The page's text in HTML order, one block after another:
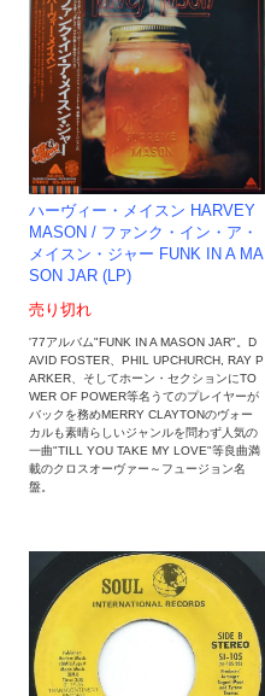
ハーヴィー・メイスン HARVEY
MASON ‎/ ファンク・イン・ア・
メイスン・ジャー FUNK IN A MA
SON JAR (LP)
売り切れ
'77アルバム"FUNK IN A MASON JAR"。D
AVID FOSTER、PHIL UPCHURCH, RAY P
ARKER、そしてホーン・セクションにTO
WER OF POWER等名うてのプレイヤーが
バックを務めMERRY CLAYTONのヴォー
カルも素晴らしいジャンルを問わず人気の
一曲"TILL YOU TAKE MY LOVE"等良曲満
載のクロスオーヴァー～フュージョン名
盤。